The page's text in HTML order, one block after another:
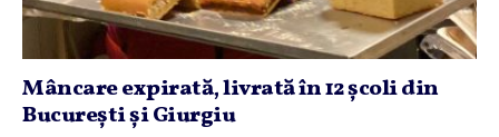
Mâncare expirată, livrată în 12 şcoli din
Bucureşti şi Giurgiu